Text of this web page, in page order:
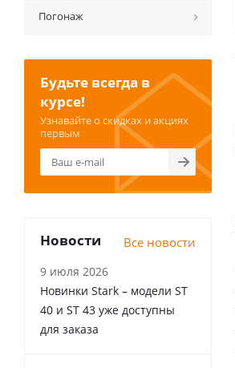
Погонаж
Будьте всегда в
курсе!
Узнавайте о скидках и акциях
первым
Новости Все новости
9 июля 2026
Новинки Stark – модели ST
40 и ST 43 уже доступны
для заказа